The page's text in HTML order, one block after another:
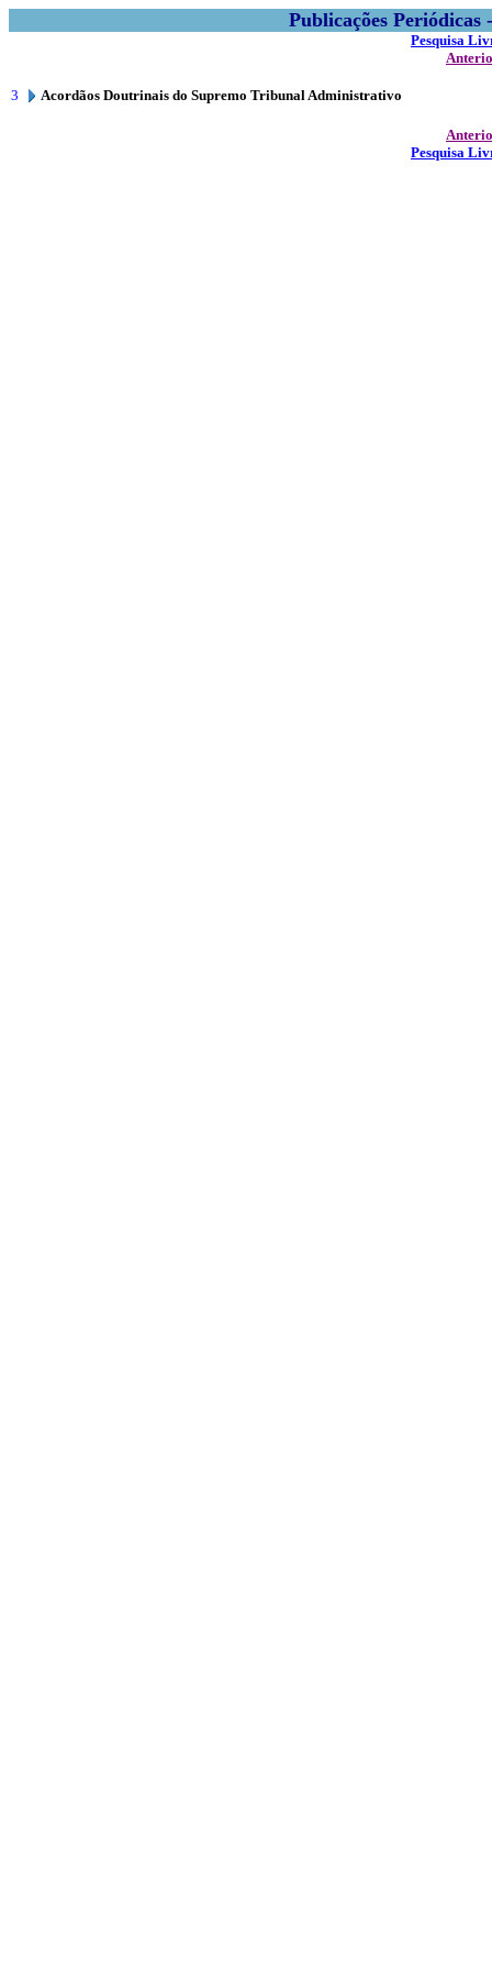
Publicações
Pesquisa
3 Acordãos Doutrinais do Supremo Tribunal Administrativo
Pesquisa